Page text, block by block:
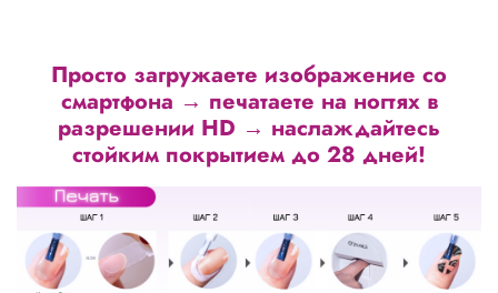
Просто загружаете изображение со
смартфона → печатаете на ногтях в
разрешении HD → наслаждайтесь
стойким покрытием до 28 дней!